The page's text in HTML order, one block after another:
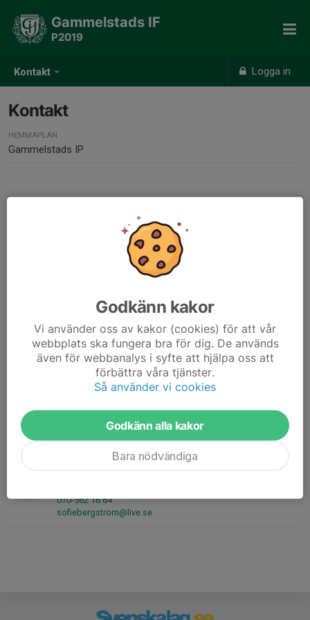
Kontakt Logga in
Gammelstads IF
P2019
Kontakt
HEMMAPLAN
Gammelstads IP
Albin Lindberg
Ledare
076-149 52 78
hans.mannby@gmail.com
Petter Larsson
073-839 66 39
lpetter89@gmail.com
070-562 16 64
sofiebergstrom@live.se
Godkänn kakor
Vi använder oss av kakor (cookies) för att vår
webbplats ska fungera bra för dig. De används
även för webbanalys i syfte att hjälpa oss att
förbättra våra tjänster.
Så använder vi cookies
Godkänn alla kakor
Bara nödvändiga